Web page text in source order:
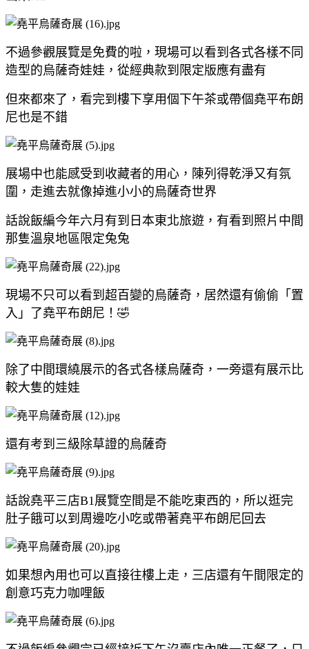
不過參觀展覽是免費的啦，現場可以看到各式各樣不同
造型的烏薩奇娃娃，從經典款到限定版應有盡有
但來都來了，看完到樓下享用個下午茶或帶個堯平布朗
尼也是不錯
展場中也能感受到收藏者的用心，陳列得乾淨又有氛
圍，走進去就像掉進小小的烏薩奇世界
話說飯編今年六月有到日本東北旅遊，有看到照片中間
那隻溫泉地區限定兔兔
現場不只可以看到超百變的烏薩奇，居然還有偷偷「置
入」了堯平布朗尼！🤣
除了中間環繞展示的各式各樣烏薩奇，一旁還有展示比
較大隻的娃娃
還有考到三級除草證的烏薩奇
話說堯平三店B1展覽空間是不能吃東西的，所以逛完
肚子餓可以到周邊吃小吃或帶著堯平布朗尼回去
如果想內用也可以直接往樓上走，三店還有午間限定的
創意巧克力咖哩飯